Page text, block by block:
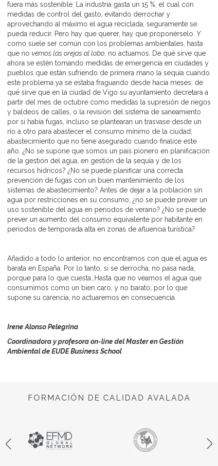
fuera más sostenible. La industria gasta un 15 %, el cual con
medidas de control del gasto, evitando derrochar y
aprovechando al máximo el agua reciclada, seguramente se
pueda reducir. Pero hay que querer, hay que proponérselo. Y
como suele ser común con los problemas ambientales, hasta
que no vemos las orejas al lobo , no actuamos. De qué sirve que
ahora se estén tomando medidas de emergencia en ciudades y
pueblos que están sufriendo de primera mano la sequía cuando
este problema ya se estaba fraguando desde hacía meses; de
qué sirve que en la ciudad de Vigo su ayuntamiento decretara a
partir del mes de octubre como medidas la supresión de riegos
y baldeos de calles, o la revisión del sistema de saneamiento
por si había fugas, incluso se plantearan un trasvase desde un
río a otro para abastecer el consumo mínimo de la ciudad,
abastecimiento que no tiene asegurado cuando finalice este
año. ¿No se supone que somos un país pionero en planificación
de la gestión del agua, en gestión de la sequía y de los
recursos hídricos? ¿No se puede planificar una correcta
prevención de fugas con un buen mantenimiento de los
sistemas de abastecimiento? Antes de dejar a la población sin
agua por restricciones en su consumo, ¿no se puede prever un
uso sostenible del agua en periodos de verano? ¿No se puede
prever un aumento del consumo equivalente por habitante en
periodos de temporada alta en zonas de afluencia turística?
Añadido a todo lo anterior, no encontramos con que el agua es
barata en España. Por lo tanto, si se derrocha, no pasa nada,
porque para lo que cuesta…Hasta que no veamos el agua que
consumimos como un bien caro, y no barato, por lo que
supone su carencia, no actuaremos en consecuencia.
Irene Alonso Pelegrina
Coordinadora y profesora on-line del Master en Gestión
Ambiental de EUDE Business School
FORMACIÓN DE CALIDAD AVALADA